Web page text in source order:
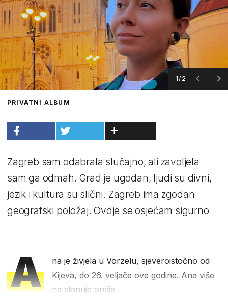
1/2
PRIVATNI ALBUM
Zagreb sam odabrala slučajno, ali zavoljela
sam ga odmah. Grad je ugodan, ljudi su divni,
jezik i kultura su slični. Zagreb ima zgodan
geografski položaj. Ovdje se osjećam sigurno
A
na je živjela u Vorzelu, sjeveroistočno od
Kijeva, do 26. veljače ove godine. Ana više
ne stanuje ondje